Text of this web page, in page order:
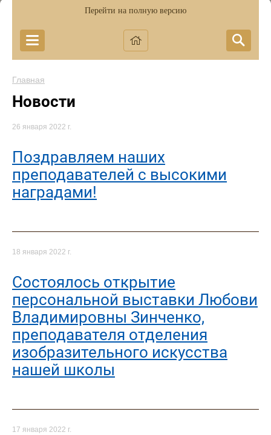
Перейти на полную версию
Главная
Новости
26 января 2022 г.
Поздравляем наших
преподавателей с высокими
наградами!
18 января 2022 г.
Состоялось открытие
персональной выставки Любови
Владимировны Зинченко,
преподавателя отделения
изобразительного искусства
нашей школы
17 января 2022 г.